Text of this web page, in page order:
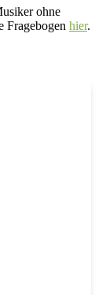
ohne
Fragebogen hier.